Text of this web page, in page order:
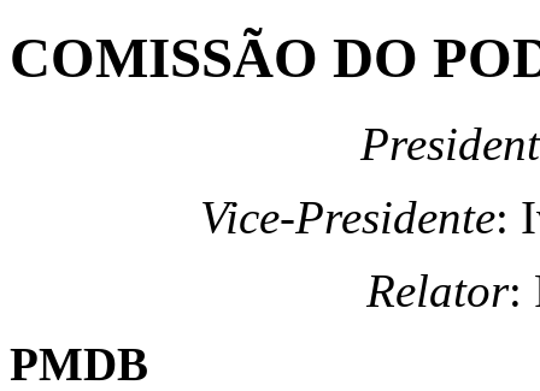
COMISSÃO DO
Vice-Presidente:
Relator:
PMDB